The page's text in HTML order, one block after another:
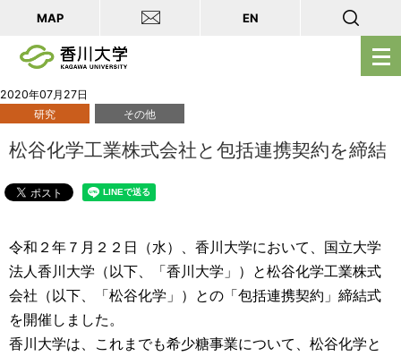
メ
ニ
を
MAP EN
2020年07月27日
研究
その他
松谷化学工業株式会社と包括連携契約を締結
令和２年７月２２日（水）、香川大学において、国立大学
法人香川大学（以下、「香川大学」）と松谷化学工業株式
会社（以下、「松谷化学」）との「包括連携契約」締結式
を開催しました。
香川大学は、これまでも希少糖事業について、松谷化学と